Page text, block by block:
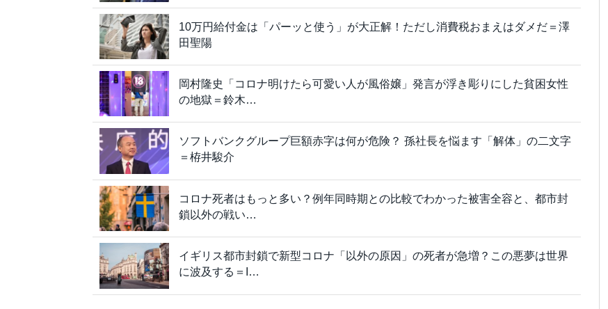
10万円給付金は「パーッと使う」が大正解！ただし消費税おまえはダメだ＝澤
田聖陽
岡村隆史「コロナ明けたら可愛い人が風俗嬢」発言が浮き彫りにした貧困女性
の地獄＝鈴木…
ソフトバンクグループ巨額赤字は何が危険？ 孫社長を悩ます「解体」の二文字
＝栫井駿介
コロナ死者はもっと多い？例年同時期との比較でわかった被害全容と、都市封
鎖以外の戦い…
イギリス都市封鎖で新型コロナ「以外の原因」の死者が急増？この悪夢は世界
に波及する＝I…